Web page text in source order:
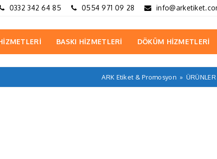
0332 342 64 85 0554 971 09 28
BASKI HİZMETLERİ DÖKÜM HİZMETLERİ
ARK Etiket & Promosyon » ÜRÜNLER